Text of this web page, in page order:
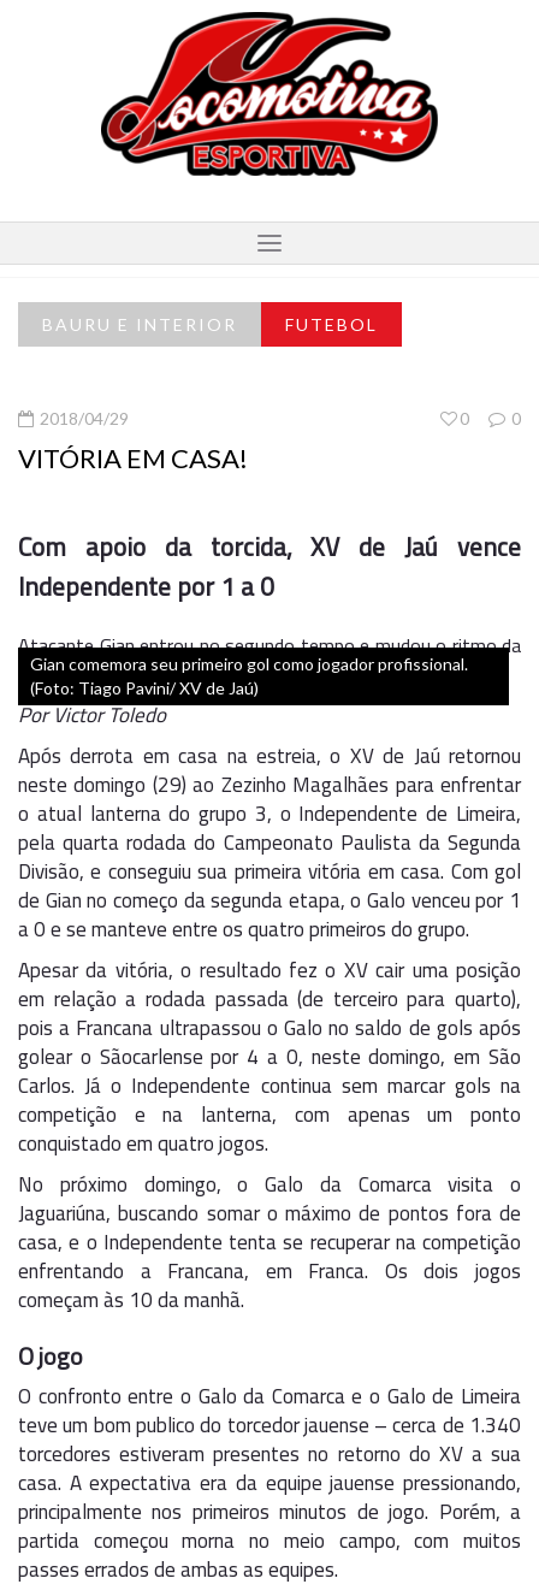
BAURU E INTERIOR FUTEBOL
2018/04/29 0
0
VITÓRIA EM CASA!
Com apoio da torcida, XV de Jaú vence
Independente por 1 a 0
Atacante Gian entrou no segundo tempo e mudou o ritmo da
partida
Por Victor Toledo
Gian comemora seu primeiro gol como jogador profissional.
(Foto: Tiago Pavini/ XV de Jaú)
Após derrota em casa na estreia, o XV de Jaú retornou
neste domingo (29) ao Zezinho Magalhães para enfrentar
o atual lanterna do grupo 3, o Independente de Limeira,
pela quarta rodada do Campeonato Paulista da Segunda
Divisão, e conseguiu sua primeira vitória em casa. Com gol
de Gian no começo da segunda etapa, o Galo venceu por 1
a 0 e se manteve entre os quatro primeiros do grupo.
Apesar da vitória, o resultado fez o XV cair uma posição
em relação a rodada passada (de terceiro para quarto),
pois a Francana ultrapassou o Galo no saldo de gols após
golear o Sãocarlense por 4 a 0, neste domingo, em São
Carlos. Já o Independente continua sem marcar gols na
competição e na lanterna, com apenas um ponto
conquistado em quatro jogos.
No próximo domingo, o Galo da Comarca visita o
Jaguariúna, buscando somar o máximo de pontos fora de
casa, e o Independente tenta se recuperar na competição
enfrentando a Francana, em Franca. Os dois jogos
começam às 10 da manhã.
O jogo
O confronto entre o Galo da Comarca e o Galo de Limeira
teve um bom publico do torcedor jauense – cerca de 1.340
torcedores estiveram presentes no retorno do XV a sua
casa. A expectativa era da equipe jauense pressionando,
principalmente nos primeiros minutos de jogo. Porém, a
partida começou morna no meio campo, com muitos
passes errados de ambas as equipes.